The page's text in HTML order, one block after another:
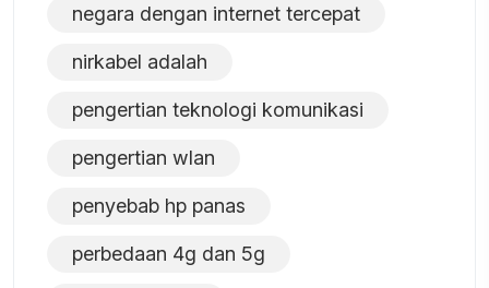
negara dengan internet tercepat
nirkabel adalah
pengertian teknologi komunikasi
pengertian wlan
penyebab hp panas
perbedaan 4g dan 5g